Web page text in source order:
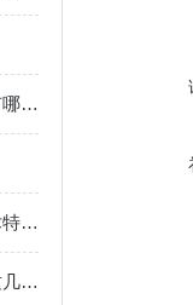
谈谈全自动蛋卷机的运用方法有哪些？
蛋糕自动成型机有着怎样的技术特点呢？
饼干叠层机保养全攻略：做对这几步，设备稳跑少出故障！